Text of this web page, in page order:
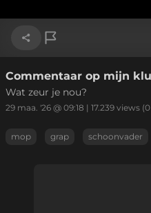
Link kopiëren
Commentaar op mijn
Wat zeur je nou?
29 maa. '26 @ 09:18 | 17.239 views
mop grap schoonvader